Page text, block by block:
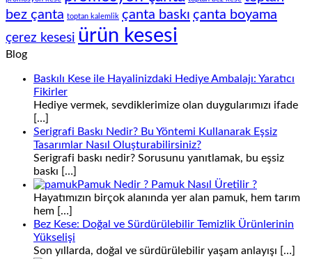
bez çanta toptan kalemlik çanta baskı çanta boyama
çerez kesesi ürün kesesi
Blog
Baskılı Kese ile Hayalinizdaki Hediye Ambalajı: Yaratıcı
Fikirler
Hediye vermek, sevdiklerimize olan duygularımızı ifade
[…]
Serigrafi Baskı Nedir? Bu Yöntemi Kullanarak Eşsiz
Tasarımlar Nasıl Oluşturabilirsiniz?
Serigrafi baskı nedir? Sorusunu yanıtlamak, bu eşsiz
baskı […]
Pamuk Nedir ? Pamuk Nasıl Üretilir ?
Hayatımızın birçok alanında yer alan pamuk, hem tarım
hem […]
Bez Kese: Doğal ve Sürdürülebilir Temizlik Ürünlerinin
Yükselişi
Son yıllarda, doğal ve sürdürülebilir yaşam anlayışı […]